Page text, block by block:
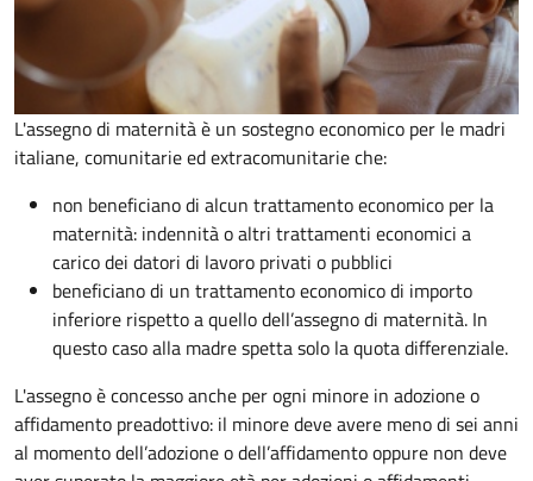
L'assegno di maternità è un sostegno economico per le madri
italiane, comunitarie ed extracomunitarie che:
non beneficiano di alcun trattamento economico per la
maternità: indennità o altri trattamenti economici a
carico dei datori di lavoro privati o pubblici
beneficiano di un trattamento economico di importo
inferiore rispetto a quello dell’assegno di maternità. In
questo caso alla madre spetta solo la quota differenziale.
L'assegno è concesso anche per ogni minore in adozione o
affidamento preadottivo: il minore deve avere meno di sei anni
al momento dell’adozione o dell’affidamento oppure non deve